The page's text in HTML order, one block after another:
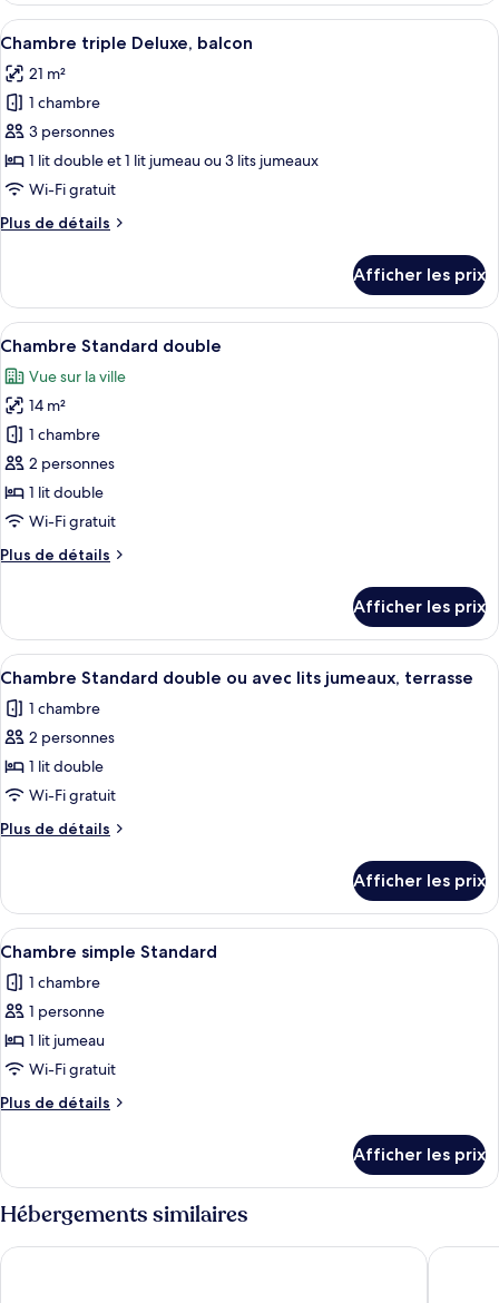
ou
avec
lits
jumeaux,
terrasse
Deluxe
double
avec
lits
jumeaux,
terrasse
Afficher
toutes
les
photos
pour
ce
type
chambre :
Deluxe,
balcon
Une vue sur un paysage urbain
13
Chambre triple Deluxe, balcon
21 m²
1 chambre
3 personnes
1 lit double et 1 lit jumeau ou 3 lits jumeaux
Wi-Fi gratuit
Plus de détails
Plus
Chambre
triple
Deluxe,
Afficher les prix
Afficher
toutes
les
photos
pour
ce
type
de
chambre :
Chambre
Une chambre double avec deux lits
4
Chambre Standard double
Vue sur la ville
14 m²
1 chambre
2 personnes
1 lit double
Wi-Fi gratuit
Plus de détails
Plus
Chambre
Standard
double
Afficher les prix
Afficher
toutes
les
photos
pour
ce
type
de
Chambre
Standard
double
ou
avec
lits
jumeaux,
terrasse
Une chambre double avec deux lits
4
Chambre Standard double ou avec lits jumeaux, terrasse
1 chambre
2 personnes
1 lit double
Wi-Fi gratuit
Plus de détails
Plus
Chambre
Standard
double
avec
lits
terrasse
Afficher les prix
Afficher
toutes
les
photos
pour
ce
type
de
Chambre
simple
Standard
Une petite chambre d’hôtel étroite,
6
Chambre simple Standard
1 chambre
1 personne
1 lit jumeau
Wi-Fi gratuit
Plus de détails
Plus
Chambre
simple
Standard
Afficher les prix
Hébergements similaires
Hotel Gravina San Pietro Hotel